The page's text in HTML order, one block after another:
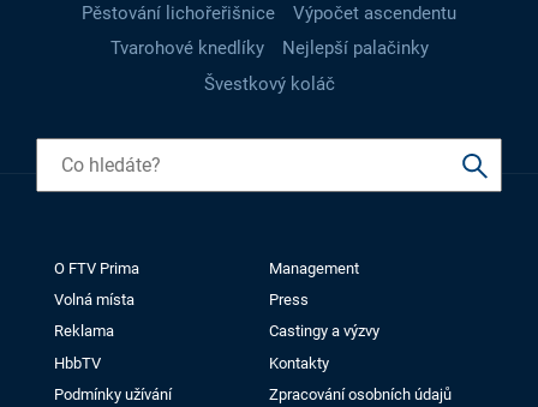
Pěstování lichořeřišnice
Výpočet ascendentu
Tvarohové knedlíky
Nejlepší palačinky
Švestkový koláč
O FTV Prima
Management
Volná místa
Press
Reklama
Castingy a výzvy
HbbTV
Kontakty
Podmínky užívání
Zpracování osobních údajů